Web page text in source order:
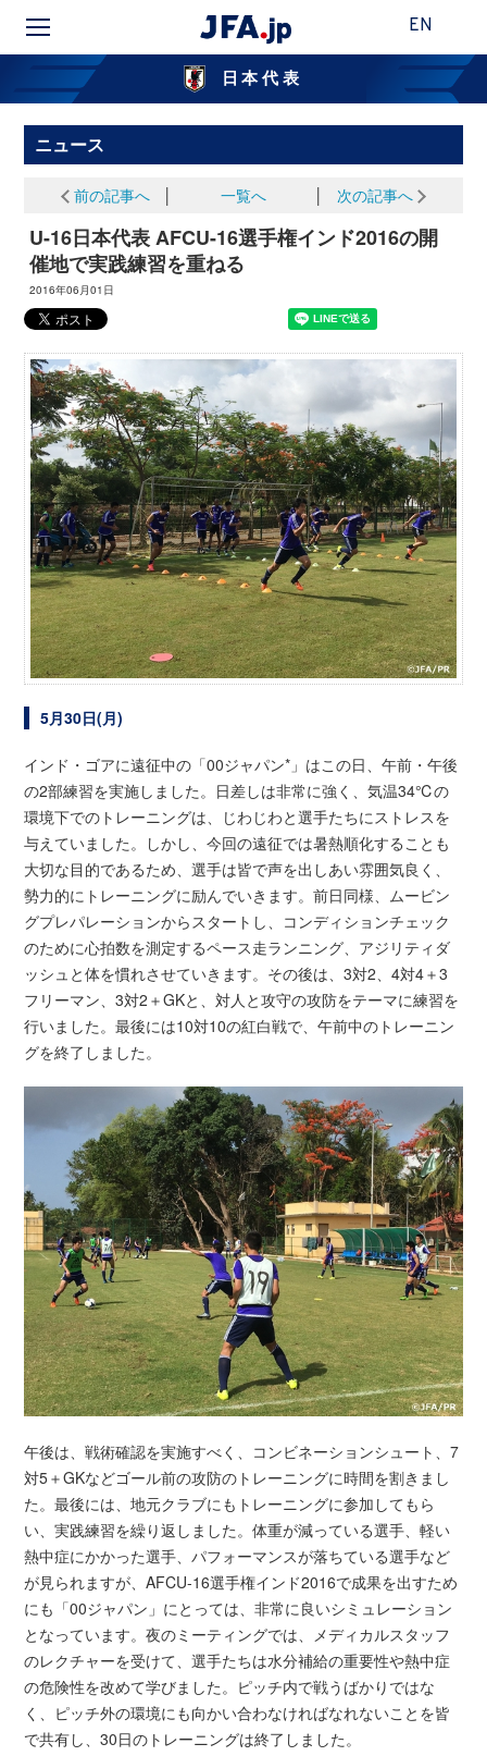
EN
日本代表
ニュース
前の記事へ 一覧へ 次の記事へ
U-16日本代表 AFCU-16選手権インド2016の開
催地で実践練習を重ねる
2016年06月01日
5月30日(月)
インド・ゴアに遠征中の「00ジャパン*」はこの日、午前・午後
の2部練習を実施しました。日差しは非常に強く、気温34℃の
環境下でのトレーニングは、じわじわと選手たちにストレスを
与えていました。しかし、今回の遠征では暑熱順化することも
大切な目的であるため、選手は皆で声を出しあい雰囲気良く、
勢力的にトレーニングに励んでいきます。前日同様、ムービン
グプレパレーションからスタートし、コンディションチェック
のために心拍数を測定するペース走ランニング、アジリティダ
ッシュと体を慣れさせていきます。その後は、3対2、4対4＋3
フリーマン、3対2＋GKと、対人と攻守の攻防をテーマに練習を
行いました。最後には10対10の紅白戦で、午前中のトレーニン
グを終了しました。
午後は、戦術確認を実施すべく、コンビネーションシュート、7
対5＋GKなどゴール前の攻防のトレーニングに時間を割きまし
た。最後には、地元クラブにもトレーニングに参加してもら
い、実践練習を繰り返しました。体重が減っている選手、軽い
熱中症にかかった選手、パフォーマンスが落ちている選手など
が見られますが、AFCU-16選手権インド2016で成果を出すため
にも「00ジャパン」にとっては、非常に良いシミュレーション
となっています。夜のミーティングでは、メディカルスタッフ
のレクチャーを受けて、選手たちは水分補給の重要性や熱中症
の危険性を改めて学びました。ピッチ内で戦うばかりではな
く、ピッチ外の環境にも向かい合わなければなれないことを皆
で共有し、30日のトレーニングは終了しました。